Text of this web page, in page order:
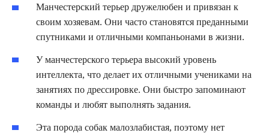
Манчестерский терьер дружелюбен и привязан к
своим хозяевам. Они часто становятся преданными
спутниками и отличными компаньонами в жизни.
У манчестерского терьера высокий уровень
интеллекта, что делает их отличными учениками на
занятиях по дрессировке. Они быстро запоминают
команды и любят выполнять задания.
Эта порода собак малозлабистая, поэтому нет